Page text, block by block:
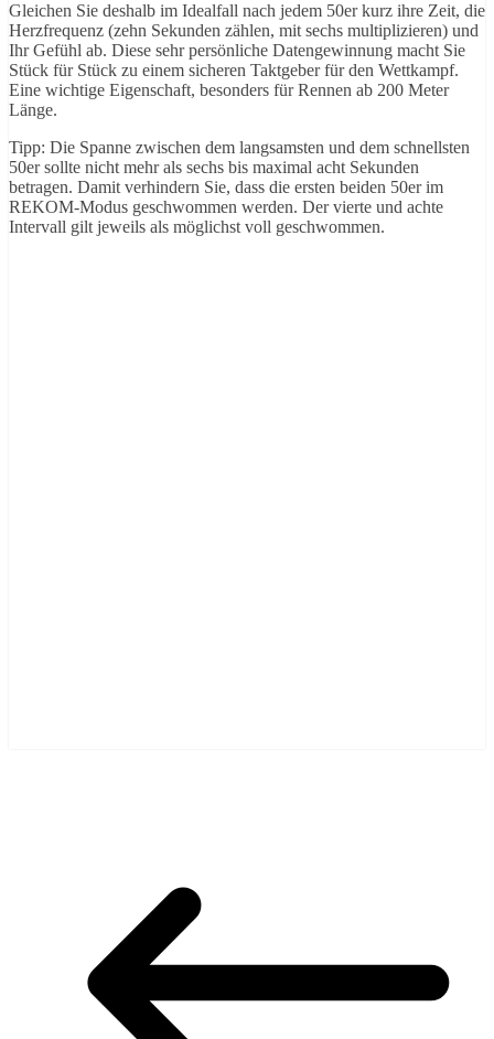
Gleichen Sie deshalb im Idealfall nach jedem 50er kurz ihre Zeit, die
Herzfrequenz (zehn Sekunden zählen, mit sechs multiplizieren) und
Ihr Gefühl ab. Diese sehr persönliche Datengewinnung macht Sie
Stück für Stück zu einem sicheren Taktgeber für den Wettkampf.
Eine wichtige Eigenschaft, besonders für Rennen ab 200 Meter
Länge.
Tipp: Die Spanne zwischen dem langsamsten und dem schnellsten
50er sollte nicht mehr als sechs bis maximal acht Sekunden
betragen. Damit verhindern Sie, dass die ersten beiden 50er im
REKOM-Modus geschwommen werden. Der vierte und achte
Intervall gilt jeweils als möglichst voll geschwommen.